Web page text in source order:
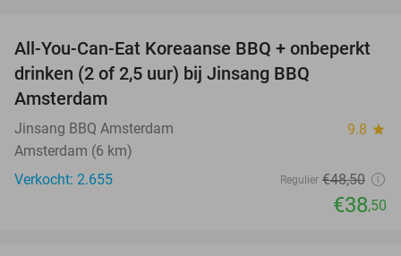
21%
All-You-Can-Eat Koreaanse BBQ + onbeperkt
drinken (2 of 2,5 uur) bij Jinsang BBQ
Amsterdam
Jinsang BBQ Amsterdam 9.8 star
Amsterdam (6 km)
Verkocht: 2.655
Regulier €48,50
€38,50